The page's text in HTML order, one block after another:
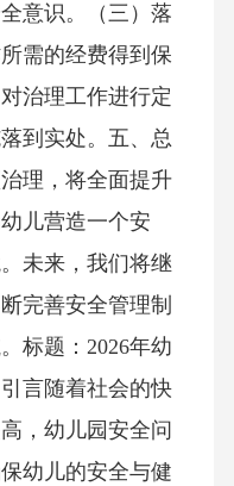
意识。（三）落
需的经费得到保
治理工作进行定
到实处。五、总
理，将全面提升
儿营造一个安
未来，我们将继
完善安全管理制
标题：2026年幼
言随着社会的快
，幼儿园安全问
幼儿的安全与健